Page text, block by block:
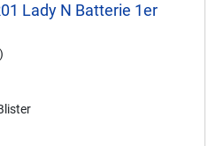
Lady N Batterie 1er